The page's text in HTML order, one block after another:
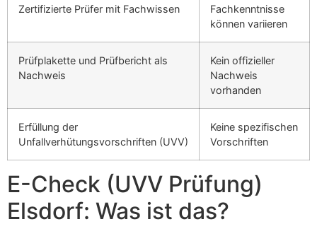
Zertifizierte Prüfer mit Fachwissen
Fachkenntnisse
können variieren
Prüfplakette und Prüfbericht als
Nachweis
Kein offizieller
Nachweis
vorhanden
Erfüllung der
Unfallverhütungsvorschriften (UVV)
Keine spezifischen
Vorschriften
E-Check (UVV Prüfung)
Elsdorf: Was ist das?